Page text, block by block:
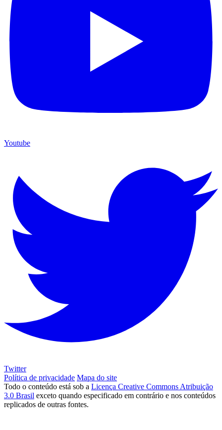
Youtube
Twitter
Política de privacidade Mapa do site
Todo o conteúdo está sob a Licença Creative Commons Atribuição
3.0 Brasil exceto quando especificado em contrário e nos conteúdos
replicados de outras fontes.